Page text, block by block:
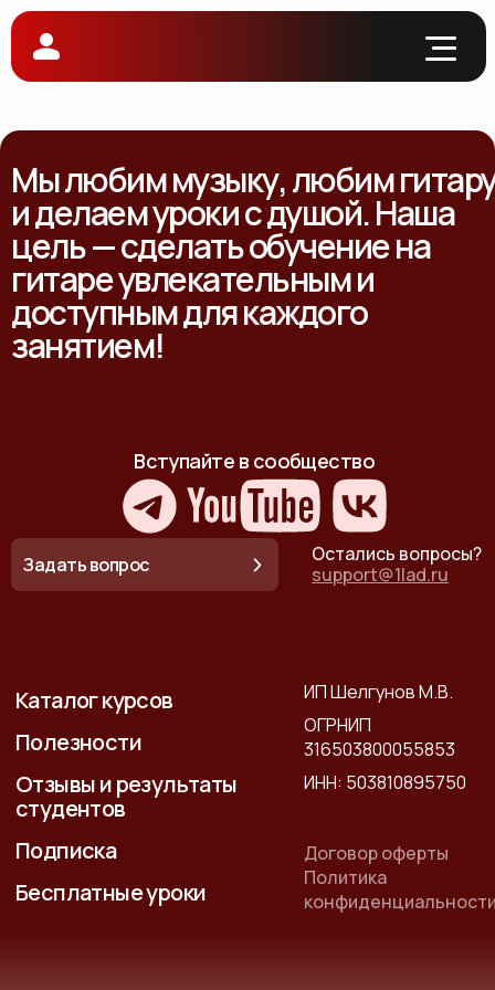
Мы любим музыку, любим
и делаем уроки с душой. Наша
цель — сделать обучение на
гитаре увлекательным и
доступным для каждого
занятием!
Вступайте в сообщество
Остались вопросы?
support@1lad.ru
Задать вопрос
Каталог курсов
Полезности
Отзывы и результаты
студентов
Подписка
Бесплатные уроки
ИП Шелгунов М.В.
ОГРНИП
316503800055853
ИНН: 503810895750
Договор оферты
Политика